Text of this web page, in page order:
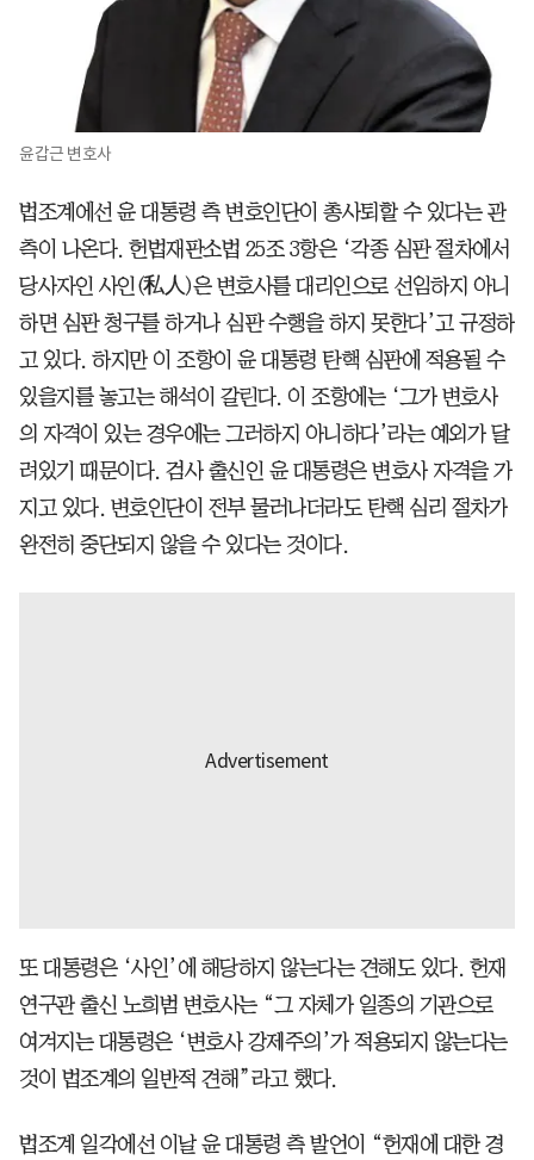
윤갑근 변호사
법조계에선 윤 대통령 측 변호인단이 총사퇴할 수 있다는 관
측이 나온다. 헌법재판소법 25조 3항은 ‘각종 심판 절차에서
당사자인 사인(私人)은 변호사를 대리인으로 선임하지 아니
하면 심판 청구를 하거나 심판 수행을 하지 못한다’고 규정하
고 있다. 하지만 이 조항이 윤 대통령 탄핵 심판에 적용될 수
있을지를 놓고는 해석이 갈린다. 이 조항에는 ‘그가 변호사
의 자격이 있는 경우에는 그러하지 아니하다’라는 예외가 달
려있기 때문이다. 검사 출신인 윤 대통령은 변호사 자격을 가
지고 있다. 변호인단이 전부 물러나더라도 탄핵 심리 절차가
완전히 중단되지 않을 수 있다는 것이다.
또 대통령은 ‘사인’에 해당하지 않는다는 견해도 있다. 헌재
연구관 출신 노희범 변호사는 “그 자체가 일종의 기관으로
여겨지는 대통령은 ‘변호사 강제주의’가 적용되지 않는다는
것이 법조계의 일반적 견해”라고 했다.
법조계 일각에선 이날 윤 대통령 측 발언이 “헌재에 대한 경